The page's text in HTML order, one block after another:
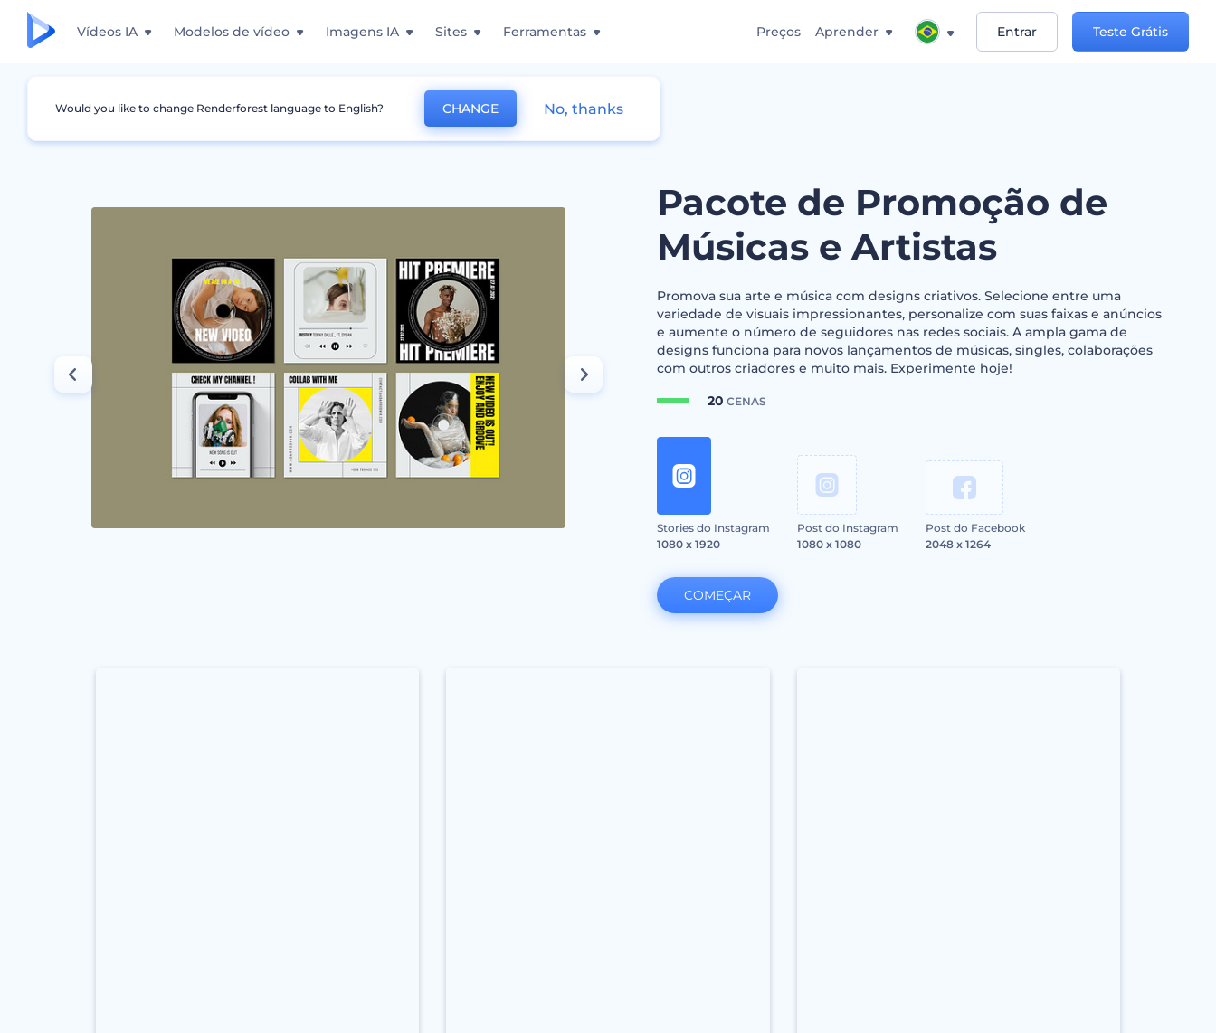
Vídeos IA Modelos de vídeo Imagens IA Sites Ferramentas Preços Aprender Entrar Teste Grátis
Design Gráfico Story do Instagram Pacote de Promoção de Músicas e Artistas
Pacote de Promoção de
Músicas e Artistas
Promova sua arte e música com designs criativos. Selecione entre uma
variedade de visuais impressionantes, personalize com suas faixas e anúncios
e aumente o número de seguidores nas redes sociais. A ampla gama de
designs funciona para novos lançamentos de músicas, singles, colaborações
com outros criadores e muito mais. Experimente hoje!
20 CENAS
Stories do Instagram
1080 x 1920
Post do Instagram
1080 x 1080
Post do Facebook
2048 x 1264
COMEÇAR
Would you like to change Renderforest language to English? CHANGE No, thanks